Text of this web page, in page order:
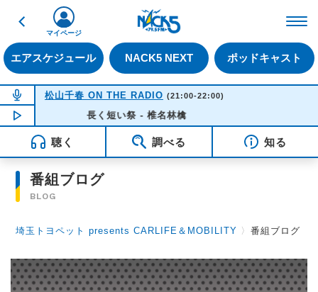
戻る
エアスケジュール NACK5 NEXT ポッドキャスト
マイページ
NOW ON AIR
松山千春 ON THE RADIO (21:00-22:00)
NOW PLAYING16:35
長く短い祭 - 椎名林檎
聴く 調べる 知る
番組ブログ
BLOG
埼玉トヨペット presents CARLIFE＆MOBILITY 〉番組ブログ